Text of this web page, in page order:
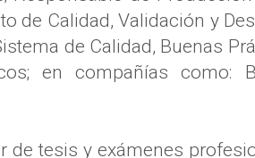
de Calidad, Validación y
de Calidad, Buenas
en compañías como:
de tesis y exámenes